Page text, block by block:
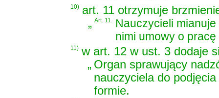
10) art. 11 otrzymuje
„Art. 11.
Nauczycieli
nimi umowy o pracę
11) w art. 12 w ust. 3 dodaje
„Organ sprawujący
nauczyciela do
formie.